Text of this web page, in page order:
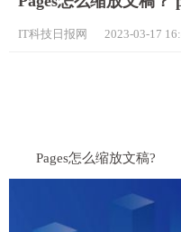
IT科技日报网 2023-03-17
Pages怎么缩放文稿?